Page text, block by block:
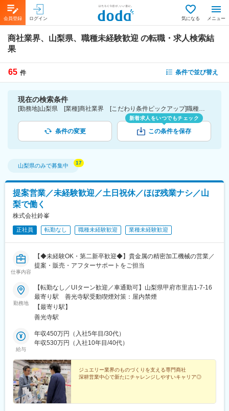
会員登録 ログイン 気になる メニュー
商社業界、山梨県、職種未経験歓迎 の転職・求人検索結
果
65 件 条件で並び替え
現在の検索条件
[勤務地]山梨県 [業種]商社業界 [こだわり条件ピックアップ]職種未経験歓迎 [詳細条件](募集・採用情報)職種未経験歓迎
条件の変更
新着求人をいつでもチェック
この条件を保存
山梨県のみで募集中
提案営業／未経験歓迎／土日祝休／ほぼ残業ナシ／山
梨で働く
株式会社鈴峯
正社員 転勤なし 職種未経験歓迎 業種未経験歓迎
仕事内容
【◆未経験OK・第二新卒歓迎◆】貴金属の精密加工機械の営業／
提案・販売・アフターサポートをご担当
勤務地
【転勤なし／UIターン歓迎／車通勤可】山梨県甲府市里吉1-7-16
最寄り駅 善光寺駅受動喫煙対策：屋内禁煙
【最寄り駅】
善光寺駅
給与
年収450万円（入社5年目/30代）
年収530万円（入社10年目/40代）
ジュエリー業界のものづくりを支える専門商社
深耕営業中心で新たにチャレンジしやすいキャリア◎